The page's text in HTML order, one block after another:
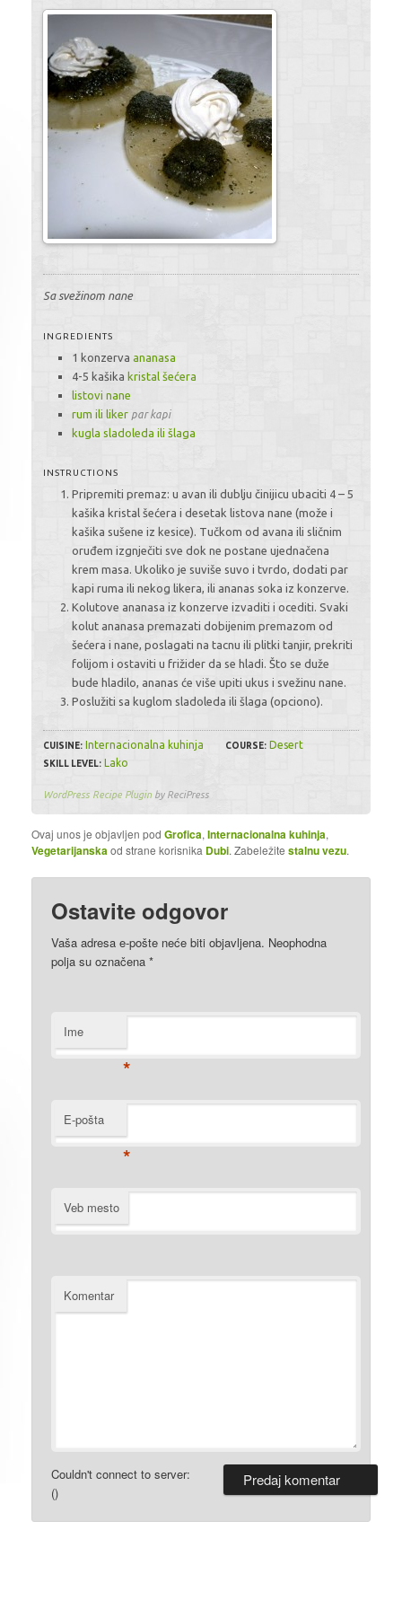
Sa svežinom nane
INGREDIENTS
1 konzerva ananasa
4-5 kašika kristal šećera
listovi nane
rum ili liker par kapi
kugla sladoleda ili šlaga
INSTRUCTIONS
Pripremiti premaz: u avan ili dublju činijicu ubaciti 4 – 5
kašika kristal šećera i desetak listova nane (može i
kašika sušene iz kesice). Tučkom od avana ili sličnim
oruđem izgnječiti sve dok ne postane ujednačena
krem masa. Ukoliko je suviše suvo i tvrdo, dodati par
kapi ruma ili nekog likera, ili ananas soka iz konzerve.
Kolutove ananasa iz konzerve izvaditi i ocediti. Svaki
kolut ananasa premazati dobijenim premazom od
šećera i nane, poslagati na tacnu ili plitki tanjir, prekriti
folijom i ostaviti u frižider da se hladi. Što se duže
bude hladilo, ananas će više upiti ukus i svežinu nane.
Poslužiti sa kuglom sladoleda ili šlaga (opciono).
CUISINE: Internacionalna kuhinja COURSE: Desert
SKILL LEVEL: Lako
WordPress Recipe Pluginby ReciPress
Ovaj unos je objavljen pod Grofica, Internacionalna kuhinja,
Vegetarijanskaod strane korisnika Dubi. Zabeležite stalnu vezu.
Ostavite odgovor
Vaša adresa e-pošte neće biti objavljena. Neophodna
polja su označena*
Ime
*
E-pošta
*
Veb mesto
Komentar
Couldn't connect to server:
()